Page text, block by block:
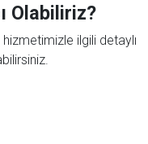
Olabiliriz?
ilgili detaylı